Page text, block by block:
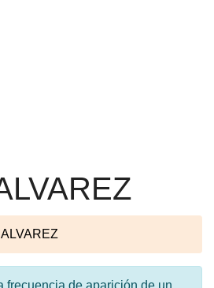
ALVAREZ
frecuencia de aparición de un